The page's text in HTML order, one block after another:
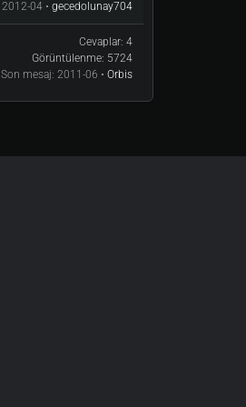
2012-04 • gecedolunay704
Cevaplar: 4
Görüntülenme: 5724
Son mesaj: 2011-06 • Orbis